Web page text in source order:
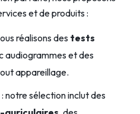
et de produits :
réalisons des tests
audiogrammes et des
appareillage.
notre sélection inclut des